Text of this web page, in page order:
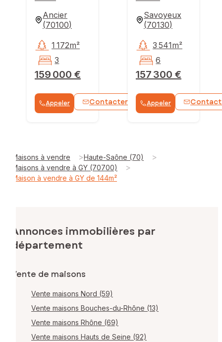
Ancier
(70100)
159 000 €
1 172m²
3
Appeler Contacter WhatsApp
Savoyeux
(70130)
157 300 €
3 541m²
6
Appeler
Maisons à vendre >Haute-Saône (70) >
Maisons à vendre à GY (70700) >
Maison à vendre à GY de 144m²
Annonces immobilières par
département
Vente de maisons
Vente maisons Nord (59)
Vente maisons Bouches-du-Rhône (13)
Vente maisons Rhône (69)
Vente maisons Hauts de Seine (92)